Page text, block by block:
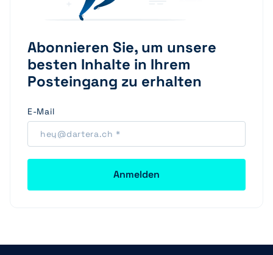
Abonnieren Sie, um unsere
besten Inhalte in Ihrem
Posteingang zu erhalten
E-Mail